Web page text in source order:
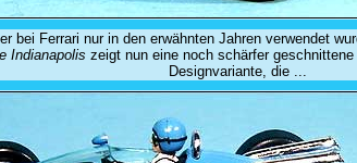
bei Ferrari nur in den erwähnten Jahren verwendet
Indianapolis zeigt nun eine noch schärfer
Designvariante, die ...